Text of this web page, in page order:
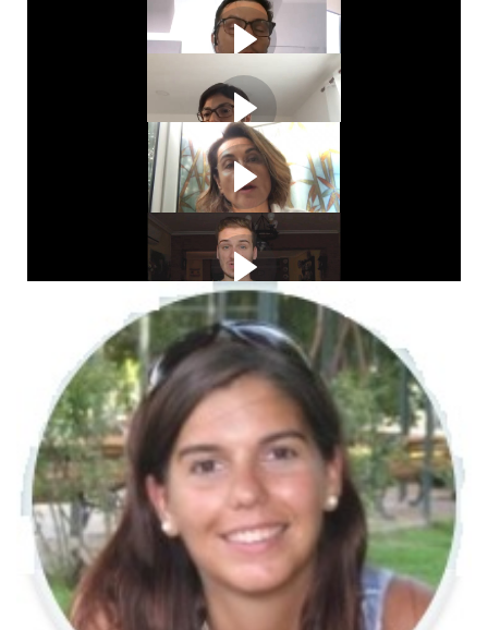
Francesco Zani
Sara Gutierrez
Carmen Praget
Mario Gómez